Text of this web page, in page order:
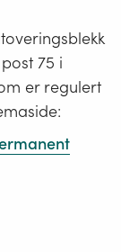
75 i
er regulert